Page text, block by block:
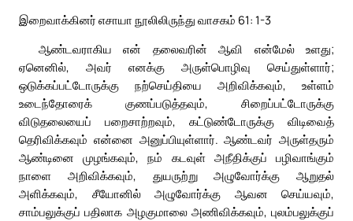
இறைவாக்கினர் எசாயா நூலிலிருந்து வாசகம் 61: 1-3
ஆண்டவராகிய என் தலைவரின் ஆவி என்மேல் உளது;
ஏனெனில், அவர் எனக்கு அருள்பொழிவு செய்துள்ளார்;
ஒடுக்கப்பட்டோருக்கு நற்செய்தியை அறிவிக்கவும், உள்ளம்
உடைந்தோரைக் குணப்படுத்தவும், சிறைப்பட்டோருக்கு
விடுதலையைப் பறைசாற்றவும், கட்டுண்டோருக்கு விடிவைத்
தெரிவிக்கவும் என்னை அனுப்பியுள்ளார். ஆண்டவர் அருள்தரும்
ஆண்டினை முழங்கவும், நம் கடவுள் அநீதிக்குப் பழிவாங்கும்
நாளை அறிவிக்கவும், துயருற்று அழுவோர்க்கு ஆறுதல்
அளிக்கவும், சீயோனில் அழுவோர்க்கு ஆவன செய்யவும்,
சாம்பலுக்குப் பதிலாக அழகுமாலை அணிவிக்கவும், புலம்பலுக்குப்